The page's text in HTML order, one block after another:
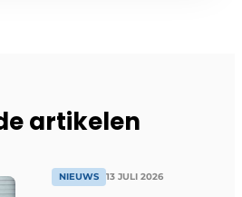
artikelen
NIEUWS 13 JULI 2026